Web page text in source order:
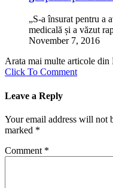
„S-a însurat pentru a
medicală și a văzut
November 7, 2016
Arata mai multe articole din
Click To Comment
Leave a Reply
Your email address will not
marked *
Comment *